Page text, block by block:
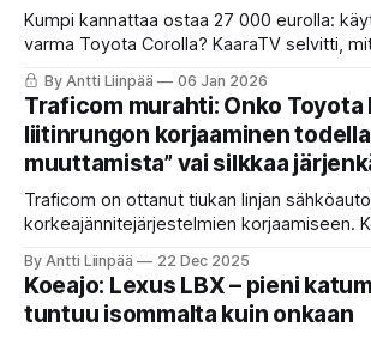
Kumpi kannattaa ostaa 27 000 eurolla:
varma Toyota Corolla? KaaraTV selvitti,
arvonalenema ja polttomoottorin
vuonna 2025. Lue analyysi auton
kokonaiskustannuksista (TCO) ja katso,
taloudellisuuden rajapyykki.
By Antti Liinpää 06 Jan 2026
Traficom murahti: Onko Toyota
liitinrungon korjaaminen
muuttamista” vai silkkaa
Traficom on ottanut tiukan linjan
korkeajännitejärjestelmien korjaamiseen.
korjausmenetelmä leimattiin luvattomaksi
vaikka se parantaa auton kestävyyttä.
By Antti Liinpää 22 Dec 2025
Koeajo: Lexus LBX – pieni
tuntuu isommalta kuin onkaan